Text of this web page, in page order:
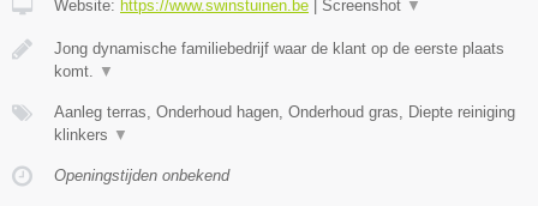
Website: https://www.swinstuinen.be Screenshot ▼
Jong dynamische familiebedrijf waar de klant op de eerste plaats
komt. ▼
Aanleg terras, Onderhoud hagen, Onderhoud gras, Diepte reiniging
klinkers ▼
Openingstijden onbekend